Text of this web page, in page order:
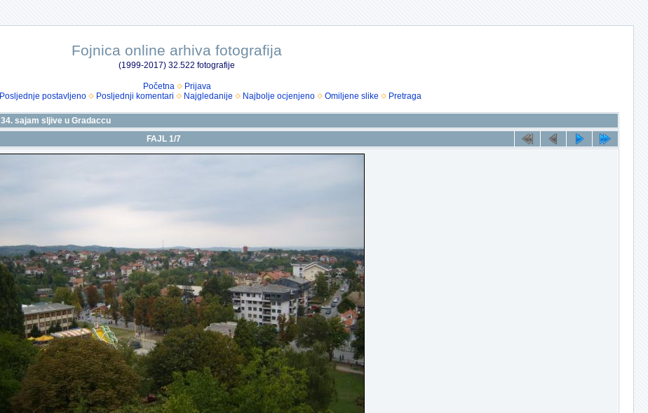
Fojnica online arhiva fotografija
(1999-2017) 32.522 fotografije
Početna
Prijava
Posljednje postavljeno Posljednji komentari Najgledanije Najbolje ocjenjeno Omiljene slike Pretraga
34. sajam sljive u Gradaccu
FAJL 1/7